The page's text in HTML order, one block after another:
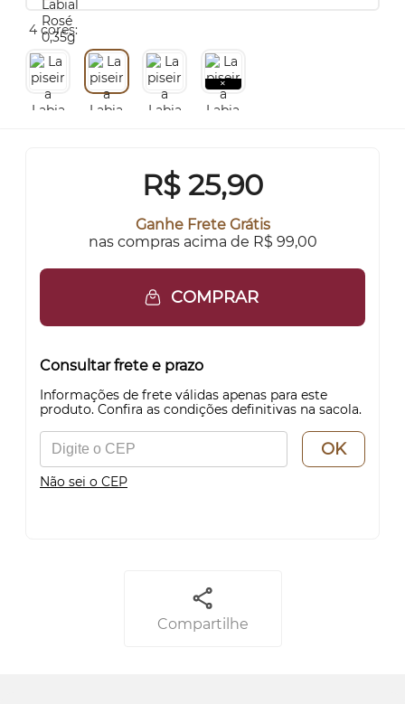
4 cores:
R$ 25,90
Ganhe Frete Grátis
nas compras acima de R$ 99,00
COMPRAR
Consultar frete e prazo
Informações de frete válidas apenas para este
produto. Confira as condições definitivas na sacola.
OK
Não sei o CEP
Compartilhe